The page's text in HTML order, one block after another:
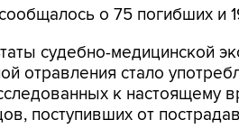
о 75 погибших и
судебно-медицинской
отравления стало
к настоящему
поступивших от